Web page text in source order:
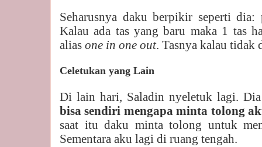
Seharusnya daku berpikir seperti dia:
Kalau ada tas yang baru maka 1 tas
alias one in one out. Tasnya kalau tidak
Celetukan yang Lain
Di lain hari, Saladin nyeletuk lagi.
bisa sendiri mengapa minta tolong
saat itu daku minta tolong untuk
Sementara aku lagi di ruang tengah.